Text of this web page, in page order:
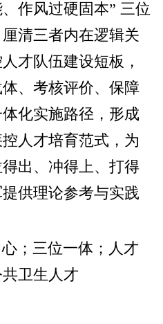
作风过硬固本” 三位
清三者内在逻辑关
才队伍建设短板，
、考核评价、保障
化实施路径，形成
人才培育范式，为
出、冲得上、打得
供理论参考与实践
心；三位一体；人才
卫生人才